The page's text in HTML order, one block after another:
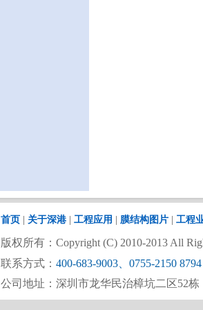
首页| 关于深港| 工程应用 膜结构图片| 工程
版权所有：Copyright (C) 2010-2013 All
联系方式： 400-683-9003、0755-2150 8794
公司地址：深圳市龙华民治樟坑二区52栋